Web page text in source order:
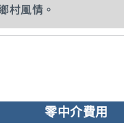
村風情。
零中介費用